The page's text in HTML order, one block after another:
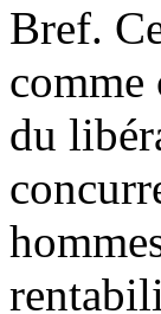
Bref.
comme
du